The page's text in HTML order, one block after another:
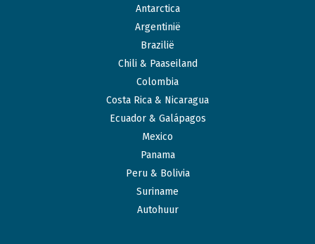
Antarctica
Argentinië
Brazilië
Chili & Paaseiland
Colombia
Costa Rica & Nicaragua
Ecuador & Galápagos
Mexico
Panama
Peru & Bolivia
Suriname
Autohuur